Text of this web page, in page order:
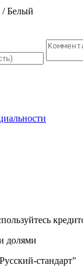
/ Белый
долями
стандарт"